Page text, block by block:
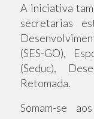
A iniciativa
secretarias
(SES-GO),
(Seduc),
Retomada.
Somam-se